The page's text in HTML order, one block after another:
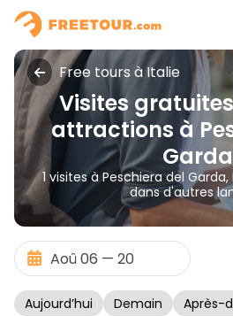
Free tours à Italie
Visites
attractions à
Garda
1 visites à Peschiera del
dans d'autres
Aujourd’hui Demain Après-